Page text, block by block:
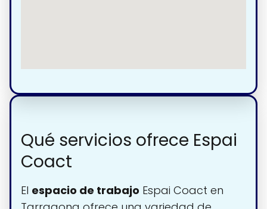
Qué servicios ofrece Espai
Coact
El espacio de trabajo Espai Coact en